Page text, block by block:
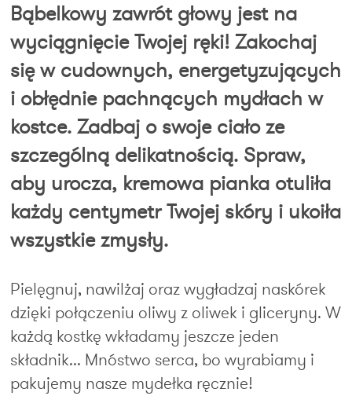
Bąbelkowy zawrót głowy jest na
wyciągnięcie Twojej ręki! Zakochaj
się w cudownych, energetyzujących
i obłędnie pachnących mydłach w
kostce. Zadbaj o swoje ciało ze
szczególną delikatnością. Spraw,
aby urocza, kremowa pianka otuliła
każdy centymetr Twojej skóry i ukoiła
wszystkie zmysły.
Pielęgnuj, nawilżaj oraz wygładzaj naskórek
dzięki połączeniu oliwy z oliwek i gliceryny. W
każdą kostkę wkładamy jeszcze jeden
składnik... Mnóstwo serca, bo wyrabiamy i
pakujemy nasze mydełka ręcznie!